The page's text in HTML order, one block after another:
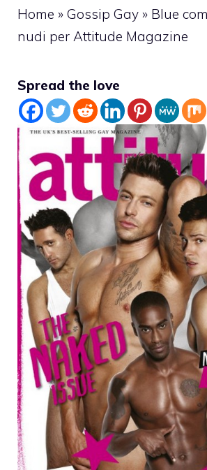
Home » Gossip Gay » Blue
nudi per Attitude Magazine
Spread the love